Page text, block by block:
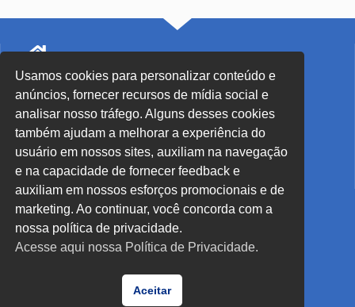
SEDE Blumenau - SC
Rua John Kennedy, 91 - Centro
(47) 3326-6399
sec.blumenau@secblumenau.com.br
Desenvolvido por
Horários de atendimento: Blumenau/SC:
Sexta-feira: 8:00h às 12:00h
Usamos cookies para personalizar conteúdo e
anúncios, fornecer recursos de mídia social e
analisar nosso tráfego. Alguns desses cookies
também ajudam a melhorar a experiência do
usuário em nossos sites, auxiliam na navegação
e na capacidade de fornecer feedback e
auxiliam em nossos esforços promocionais e de
marketing. Ao continuar, você concorda com a
nossa política de privacidade.
Acesse aqui nossa Política de Privacidade.
Aceitar